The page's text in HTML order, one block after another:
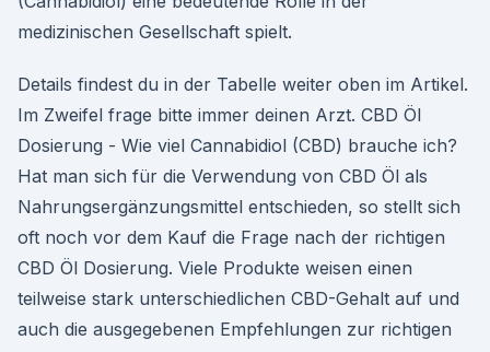
medizinischen Gesellschaft spielt.
Details findest du in der Tabelle weiter oben im Artikel.
Im Zweifel frage bitte immer deinen Arzt. CBD Öl
Dosierung - Wie viel Cannabidiol (CBD) brauche ich?
Hat man sich für die Verwendung von CBD Öl als
Nahrungsergänzungsmittel entschieden, so stellt sich
oft noch vor dem Kauf die Frage nach der richtigen
CBD Öl Dosierung. Viele Produkte weisen einen
teilweise stark unterschiedlichen CBD-Gehalt auf und
auch die ausgegebenen Empfehlungen zur richtigen